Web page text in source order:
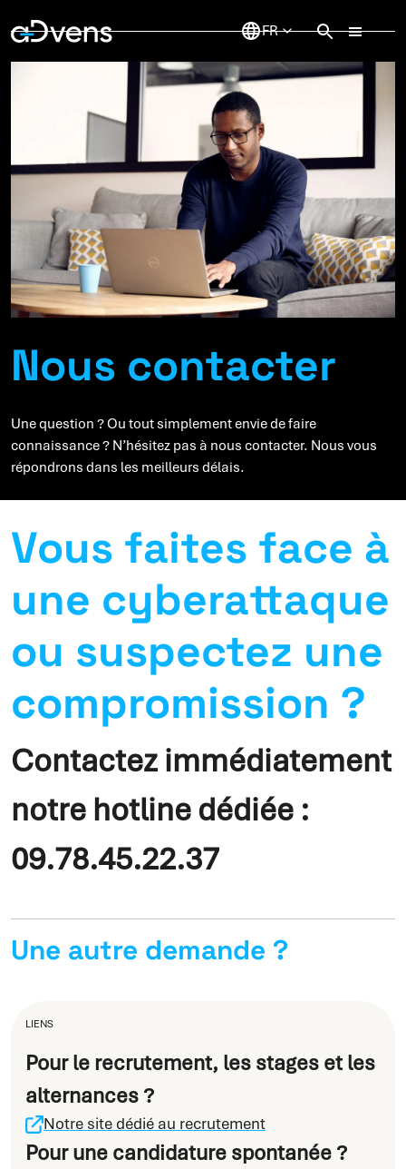
au
Nous contacter
Une question ? Ou tout simplement envie de faire
connaissance ? N’hésitez pas à nous contacter. Nous vous
répondrons dans les meilleurs délais.
Vous faites face à
une cyberattaque
ou suspectez une
compromission ?
Contactez immédiatement
notre hotline dédiée :
09.78.45.22.37
Une autre demande ?
LIENS
Pour le recrutement, les stages et les
alternances ?
Notre site dédié au recrutement
Pour une candidature spontanée ?